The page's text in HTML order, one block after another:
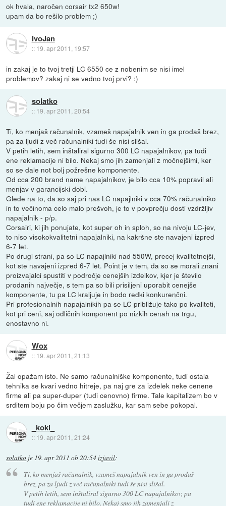
ok hvala, naročen corsair tx2 650w!
upam da bo rešilo problem ;)
IvoJan
:: 19. apr 2011, 19:57
in zakaj je to tvoj tretji LC 6550 ce z nobenim se nisi imel
problemov? zakaj ni se vedno tvoj prvi? :)
solatko
:: 19. apr 2011, 20:54
Ti, ko menjaš računalnik, vzameš napajalnik ven in ga prodaš brez,
pa za ljudi z več računalniki tudi še nisi slišal.
V petih letih, sem inštaliral sigurno 300 LC napajalnikov, pa tudi
ene reklamacije ni bilo. Nekaj smo jih zamenjali z močnejšimi, ker
so se dale not bolj požrešne komponente.
Od cca 200 brand name napajalnikov, je bilo cca 10% popravil ali
menjav v garancijski dobi.
Glede na to, da so saj pri nas LC napajlniki v cca 70% računalniko
in to večinoma celo malo prešvoh, je to v povprečju dosti vzdržljiv
napajalnik - p/p.
Corsairi, ki jih ponujate, kot super oh in sploh, so na nivoju LC-jev,
to niso visokokvalitetni napajalniki, na kakršne ste navajeni izpred
6-7 let.
Po drugi strani, pa so LC napajlniki nad 550W, precej kvalitetnejši,
kot ste navajeni izpred 6-7 let. Point je v tem, da so se morali znani
proizvajalci spustiti v področje cenejših izdelkov, kjer je število
prodanih največje, s tem pa so bili prisiljeni uporabit cenejše
komponente, tu pa LC kraljuje in bodo redki konkurenčni.
Pri profesionalnih napajalnikih pa se LC približuje tako po kvaliteti,
kot pri ceni, saj odličnih komponent po nizkih cenah na trgu,
enostavno ni.
Wox
:: 19. apr 2011, 21:13
Žal opažam isto. Ne samo računalniške komponente, tudi ostala
tehnika se kvari vedno hitreje, pa naj gre za izdelek neke cenene
firme ali pa super-duper (tudi cenovno) firme. Tale kapitalizem bo v
srditem boju po čim večjem zaslužku, kar sam sebe pokopal.
_koki_
:: 19. apr 2011, 21:24
solatko je 19. apr 2011 ob 20:54izjavil:
Ti, ko menjaš računalnik, vzameš napajalnik ven in ga prodaš
brez, pa za ljudi z več računalniki tudi še nisi slišal.
V petih letih, sem inštaliral sigurno 300 LC napajalnikov, pa
tudi ene reklamacije ni bilo. Nekaj smo jih zamenjali z